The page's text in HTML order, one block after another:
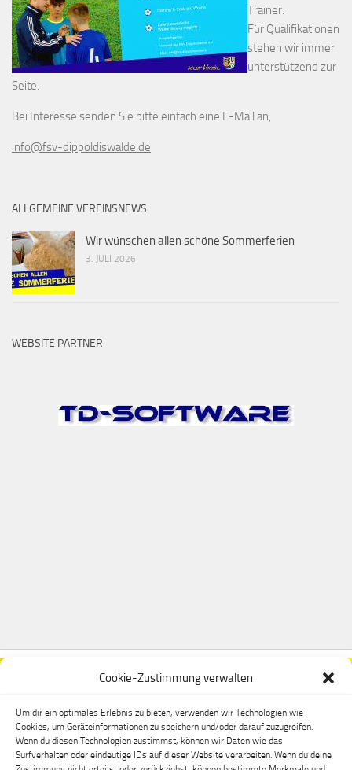
Cookie-Zustimmung verwalten
Um dir ein optimales Erlebnis zu bieten, verwenden wir Technologien wie
Cookies, um Geräteinformationen zu speichern und/oder darauf zuzugreifen.
Wenn du diesen Technologien zustimmst, können wir Daten wie das
Surfverhalten oder eindeutige IDs auf dieser Website verarbeiten. Wenn du deine
Trainer.
Für Qualifikationen
stehen wir immer
unterstützend zur
Seite.
Bei Interesse senden Sie bitte einfach eine E-Mail an,
info@fsv-dippoldiswalde.de
ALLGEMEINE VEREINSNEWS
Wir wünschen allen schöne Sommerferien
3. JULI 2026
WEBSITE PARTNER